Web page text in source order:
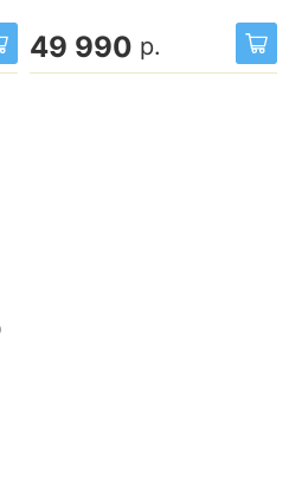
49 990 р.